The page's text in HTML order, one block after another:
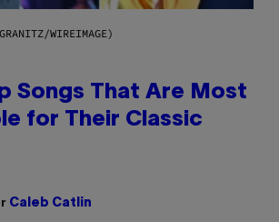
WIREIMAGE)
Songs That Are Most
for Their Classic
Caleb Catlin